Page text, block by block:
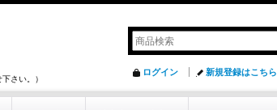
さい。）
ログイン 新規登録はこちら